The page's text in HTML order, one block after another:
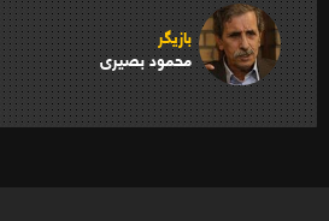
بازیگر
محمود بصیری